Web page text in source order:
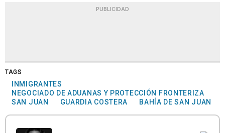
PUBLICIDAD
TAGS
INMIGRANTES
NEGOCIADO DE ADUANAS Y PROTECCIÓN FRONTERIZA
SAN JUAN
GUARDIA COSTERA BAHÍA DE SAN JUAN